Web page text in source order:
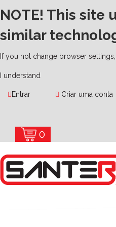
NOTE! This site
similar
If you not change browser
I understand
Entrar Criar uma conta
0